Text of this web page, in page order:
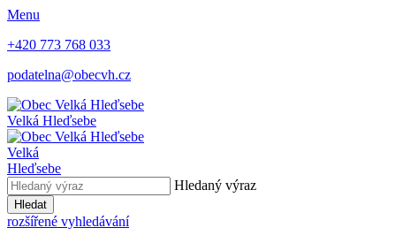
Menu
+420 773 768 033
podatelna@obecvh.cz
Velká Hleďsebe
Velká
Hleďsebe
Hledaný výraz
Hledat
rozšířené vyhledávání